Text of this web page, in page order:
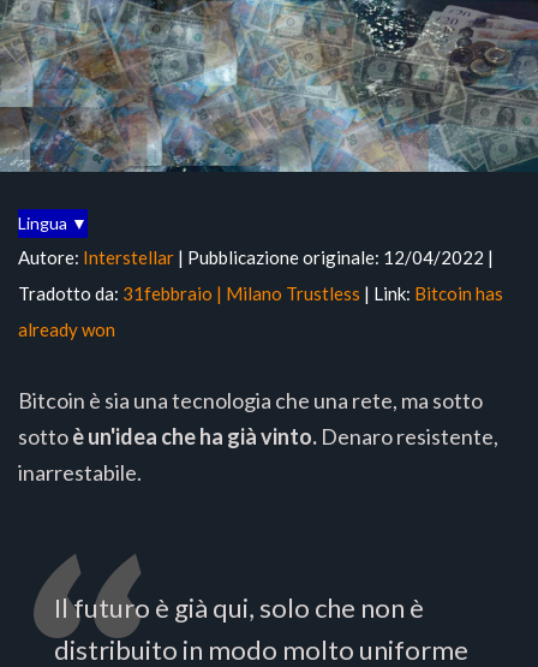
Lingua ▼
Autore: Interstellar | Pubblicazione originale: 12/04/2022 |
Tradotto da: 31febbraio | Milano Trustless | Link: Bitcoin has
already won
Bitcoin è sia una tecnologia che una rete, ma sotto
sottoè un'idea che ha già vinto. Denaro resistente,
inarrestabile.
Il futuro è già qui, solo che non è
distribuito in modo molto uniforme